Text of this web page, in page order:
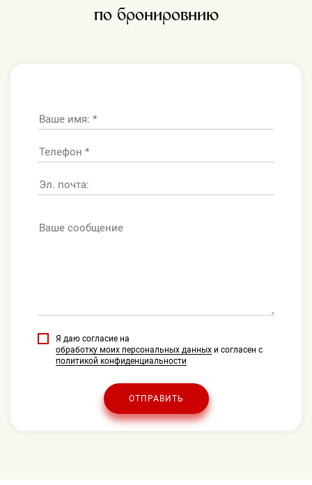
по бронировнию
Я даю согласие на
обработку моих персональных данных и согласен с
политикой конфиденциальности
ОТПРАВИТЬ